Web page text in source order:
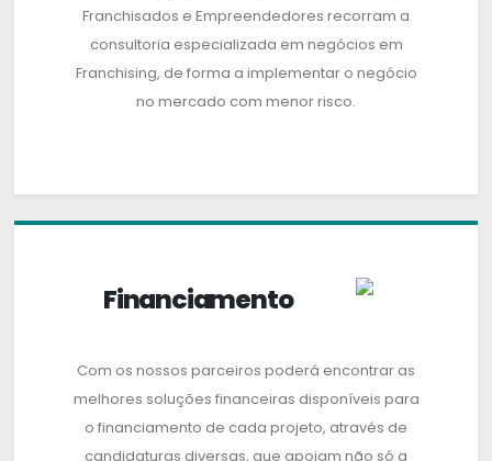
Franchisados e Empreendedores recorram a
consultoria especializada em negócios em
Franchising, de forma a implementar o negócio
no mercado com menor risco.
Financiamento
Com os nossos parceiros poderá encontrar as
melhores soluções financeiras disponíveis para
o financiamento de cada projeto, através de
candidaturas diversas, que apoiam não só a